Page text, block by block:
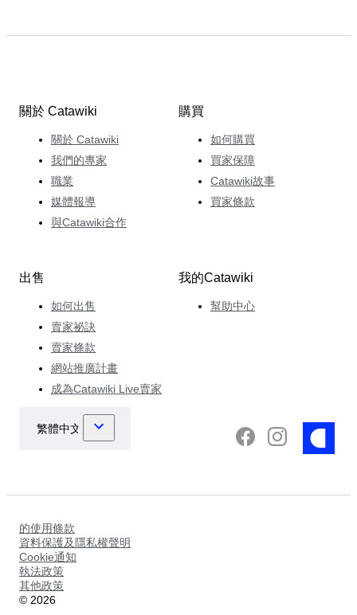
關於 Catawiki
關於 Catawiki
我們的專家
職業
媒體報導
與Catawiki合作
購買
如何購買
買家保障
Catawiki故事
買家條款
出售
如何出售
賣家祕訣
賣家條款
網站推廣計畫
成為Catawiki Live賣家
我的Catawiki
幫助中心
的使用條款
資料保護及隱私權聲明
Cookie通知
執法政策
其他政策
© 2026